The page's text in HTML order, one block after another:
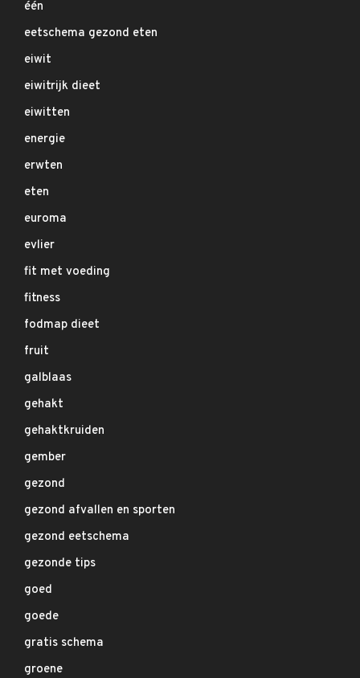
één
eetschema gezond eten
eiwit
eiwitrijk dieet
eiwitten
energie
erwten
eten
euroma
evlier
fit met voeding
fitness
fodmap dieet
fruit
galblaas
gehakt
gehaktkruiden
gember
gezond
gezond afvallen en sporten
gezond eetschema
gezonde tips
goed
goede
gratis schema
groene